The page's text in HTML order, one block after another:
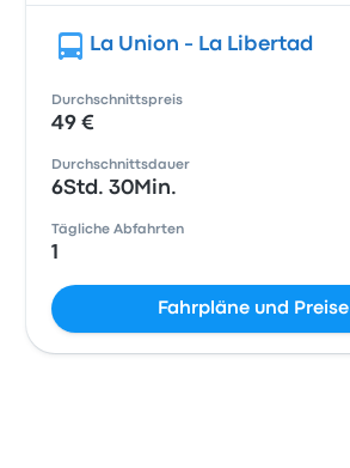
La Union - La Libertad
Durchschnittspreis
49 €
Durchschnittsdauer
6Std. 30Min.
Tägliche Abfahrten
1
Fahrpläne und Preise